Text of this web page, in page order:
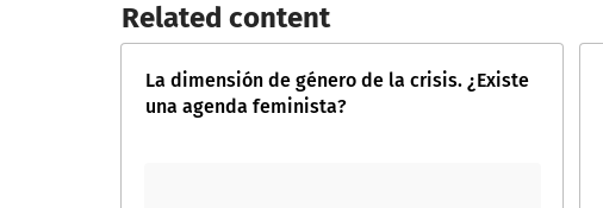
Related content​
La dimensión de género de la crisis. ¿Existe
una agenda feminista?